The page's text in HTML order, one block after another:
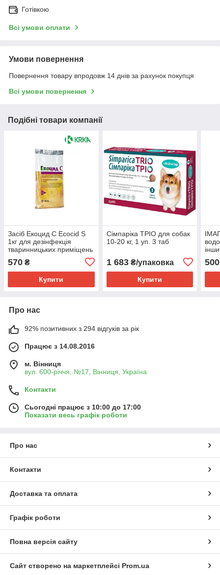
Готівкою
Всі умови оплати
Умови повернення
Повернення товару впродовж 14 днів за рахунок покупця
Всі умови повернення
Подібні товари компанії
Засіб Екоцид С Ecocid S
1кг для дезінфекція
тваринницьких приміщень
570 ₴
Купити
Сімпаріка ТРІО для собак
10-20 кг, 1 уп. 3 таб
1 683₴/упаковка
Купити
500
Про нас
92% позитивних з 294 відгуків за рік
Працює з 14.08.2016
м. Вінниця
вул. 600-річчя, №17, Вінниця, Україна
Контакти
Сьогодні працює з 10:00 до 17:00
Показати весь графік роботи
Про нас
Контакти
Доставка та оплата
Графік роботи
Повна версія сайту
Сайт створено на маркетплейсі Prom.ua